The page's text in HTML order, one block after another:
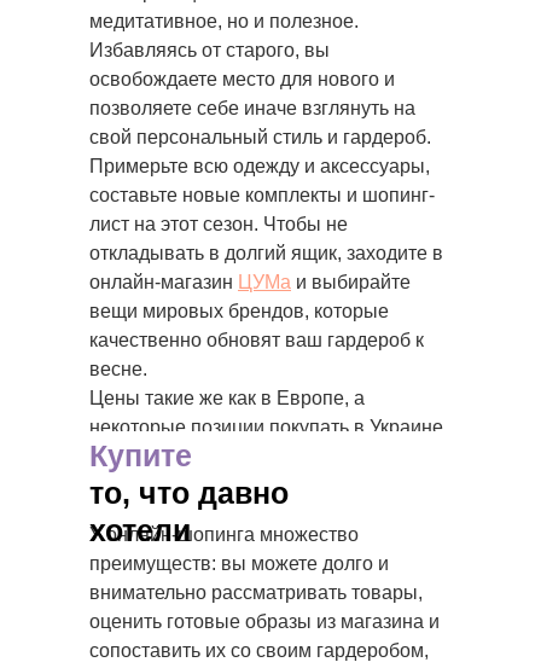
медитативное, но и полезное.
Избавляясь от старого, вы
освобождаете место для нового и
позволяете себе иначе взглянуть на
свой персональный стиль и гардероб.
Примерьте всю одежду и аксессуары,
составьте новые комплекты и шопинг-
лист на этот сезон. Чтобы не
откладывать в долгий ящик, заходите в
онлайн-магазин ЦУМа и выбирайте
вещи мировых брендов, которые
качественно обновят ваш гардероб к
весне.
Цены такие же как в Европе, а
некоторые позиции покупать в Украине
даже выгоднее, т.к. ЦУМ
курс.
Купите
то, что давно
хотели
У онлайн-шопинга множество
преимуществ: вы можете долго и
внимательно рассматривать товары,
оценить готовые образы из магазина и
сопоставить их со своим гардеробом,